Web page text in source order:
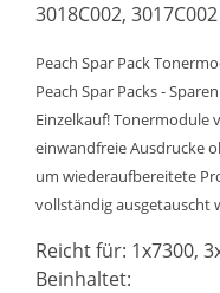
3018C002,
Peach Spar Pack
Peach Spar Packs -
Einzelkauf! Tonermodule
einwandfreie Ausdrucke
um wiederaufbereitete
vollständig ausgetauscht
Reicht für: 1x7300,
Beinhaltet: